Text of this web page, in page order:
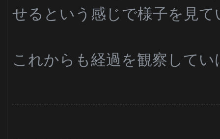
せるという感じで様子を見て
これからも経過を観察して